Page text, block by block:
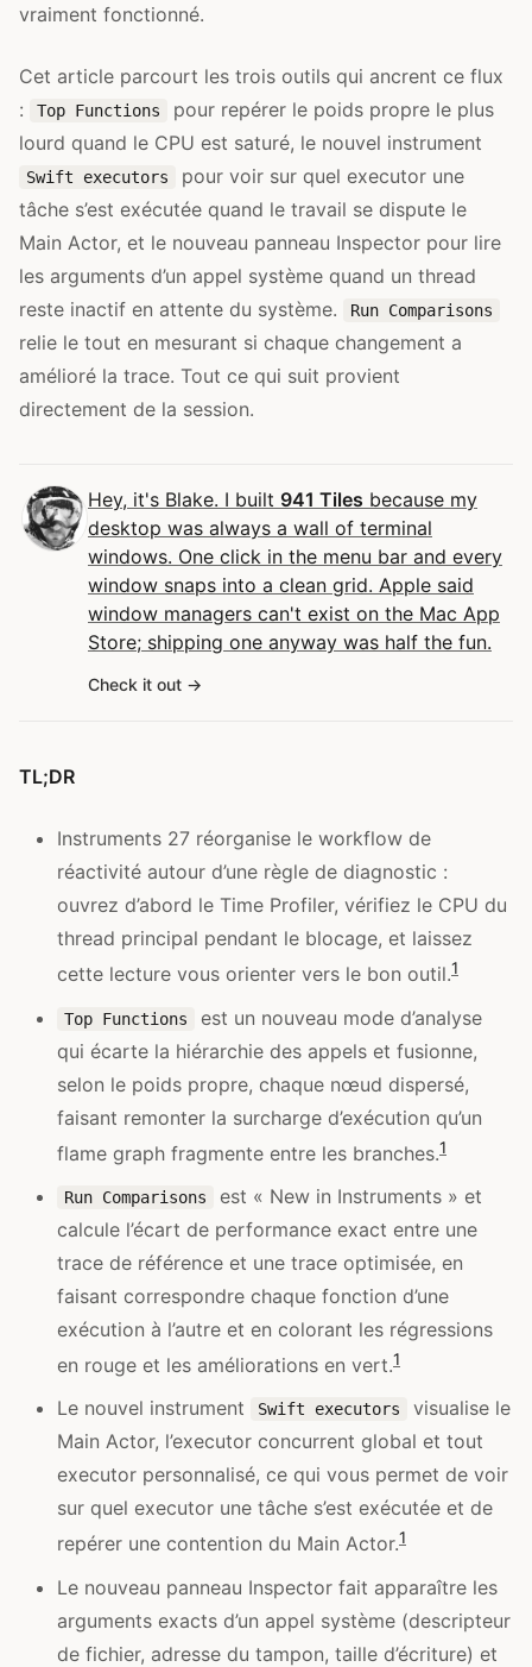
vraiment fonctionné.
Cet article parcourt les trois outils qui ancrent ce flux
:
Top Functions
pour repérer le poids propre le plus
lourd quand le CPU est saturé, le nouvel instrument
Swift executors
pour voir sur quel executor une
tâche s’est exécutée quand le travail se dispute le
Main Actor, et le nouveau panneau Inspector pour lire
les arguments d’un appel système quand un thread
reste inactif en attente du système.
Run Comparisons
relie le tout en mesurant si chaque changement a
amélioré la trace. Tout ce qui suit provient
directement de la session.
Hey, it's Blake. I built 941 Tiles because my
desktop was always a wall of terminal
windows. One click in the menu bar and every
window snaps into a clean grid. Apple said
window managers can't exist on the Mac App
Store; shipping one anyway was half the fun.
Check it out
TL;DR
Instruments 27 réorganise le workflow de
réactivité autour d’une règle de diagnostic :
ouvrez d’abord le Time Profiler, vérifiez le CPU du
thread principal pendant le blocage, et laissez
cette lecture vous orienter vers le bon outil.1
Top Functions
est un nouveau mode d’analyse
qui écarte la hiérarchie des appels et fusionne,
selon le poids propre, chaque nœud dispersé,
faisant remonter la surcharge d’exécution qu’un
flame graph fragmente entre les branches.1
Run Comparisons
est « New in Instruments » et
calcule l’écart de performance exact entre une
trace de référence et une trace optimisée, en
faisant correspondre chaque fonction d’une
exécution à l’autre et en colorant les régressions
en rouge et les améliorations en vert.1
Le nouvel instrument Swift executors
visualise le
Main Actor, l’executor concurrent global et tout
executor personnalisé, ce qui vous permet de voir
sur quel executor une tâche s’est exécutée et de
repérer une contention du Main Actor.1
Le nouveau panneau Inspector fait apparaître les
arguments exacts d’un appel système (descripteur
de fichier, adresse du tampon, taille d’écriture) et